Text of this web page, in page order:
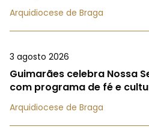
Arquidiocese de Braga
3 agosto 2026
Guimarães celebra Nossa
com programa de fé e
Arquidiocese de Braga